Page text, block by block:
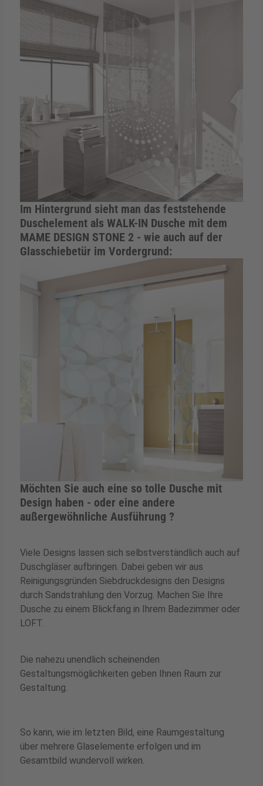
Im Hintergrund sieht man das feststehende
Duschelement als WALK-IN Dusche mit dem
MAME DESIGN STONE 2 - wie auch auf der
Glasschiebetür im Vordergrund:
Möchten Sie auch eine so tolle Dusche mit
Design haben - oder eine andere
außergewöhnliche Ausführung ?
Viele Designs lassen sich selbstverständlich auch auf
Duschgläser aufbringen. Dabei geben wir aus
Reinigungsgründen Siebdruckdesigns den Designs
durch Sandstrahlung den Vorzug. Machen Sie Ihre
Dusche zu einem Blickfang in Ihrem Badezimmer oder
LOFT.
Die nahezu unendlich scheinenden
Gestaltungsmöglichkeiten geben Ihnen Raum zur
Gestaltung.
So kann, wie im letzten Bild, eine Raumgestaltung
über mehrere Glaselemente erfolgen und im
Gesamtbild wundervoll wirken.